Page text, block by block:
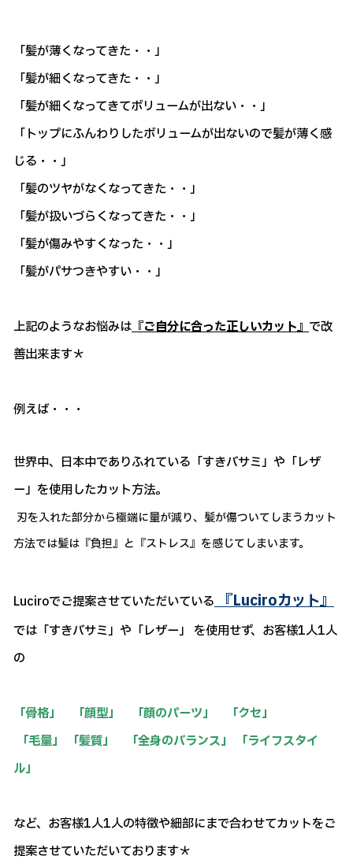
「髪が薄くなってきた・・」
「髪が細くなってきた・・」
「髪が細くなってきてボリュームが出ない・・」
「トップにふんわりしたボリュームが出ないので髪が薄く感
じる・・」
「髪のツヤがなくなってきた・・」
「髪が扱いづらくなってきた・・」
「髪が傷みやすくなった・・」
「髪がパサつきやすい・・」
上記のようなお悩みは『ご自分に合った正しいカット』で改
善出来ます＊
例えば・・・
世界中、日本中でありふれている「すきバサミ」や「レザ
ー」を使用したカット方法。
刃を入れた部分から極端に量が減り、髪が傷ついてしまうカット
方法では髪は『負担』と『ストレス』を感じてしまいます。
Luciroでご提案させていただいている『Luciroカット』
では「すきバサミ」や「レザー」 を使用せず、お客様1人1人
の
「骨格」 「顔型」 「顔のパーツ」 「クセ」
「毛量」 「髪質」 「全身のバランス」 「ライフスタイ
ル」
など、お客様1人1人の特徴や細部にまで合わせてカットをご
提案させていただいております＊